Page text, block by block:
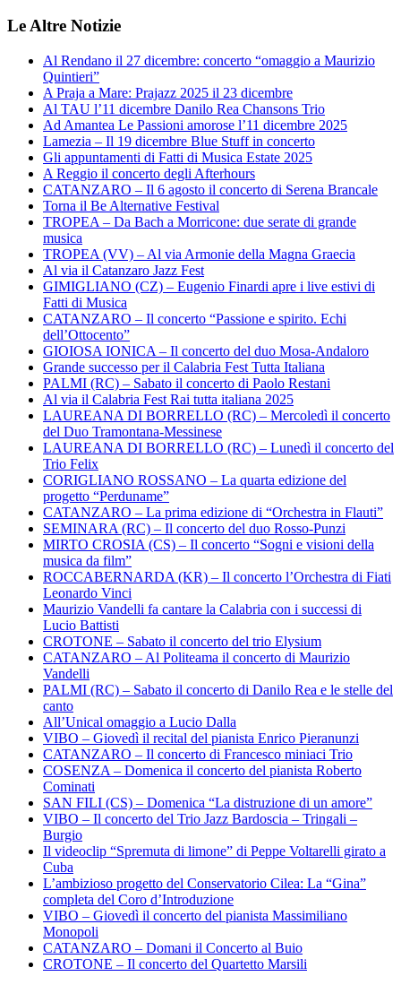
Le Altre Notizie
Al Rendano il 27 dicembre: concerto “omaggio a Maurizio
Quintieri”
A Praja a Mare: Prajazz 2025 il 23 dicembre
Al TAU l’11 dicembre Danilo Rea Chansons Trio
Ad Amantea Le Passioni amorose l’11 dicembre 2025
Lamezia – Il 19 dicembre Blue Stuff in concerto
Gli appuntamenti di Fatti di Musica Estate 2025
A Reggio il concerto degli Afterhours
CATANZARO – Il 6 agosto il concerto di Serena Brancale
Torna il Be Alternative Festival
TROPEA – Da Bach a Morricone: due serate di grande
musica
TROPEA (VV) – Al via Armonie della Magna Graecia
Al via il Catanzaro Jazz Fest
GIMIGLIANO (CZ) – Eugenio Finardi apre i live estivi di
Fatti di Musica
CATANZARO – Il concerto “Passione e spirito. Echi
dell’Ottocento”
GIOIOSA IONICA – Il concerto del duo Mosa-Andaloro
Grande successo per il Calabria Fest Tutta Italiana
PALMI (RC) – Sabato il concerto di Paolo Restani
Al via il Calabria Fest Rai tutta italiana 2025
LAUREANA DI BORRELLO (RC) – Mercoledì il concerto
del Duo Tramontana-Messinese
LAUREANA DI BORRELLO (RC) – Lunedì il concerto del
Trio Felix
CORIGLIANO ROSSANO – La quarta edizione del
progetto “Perduname”
CATANZARO – La prima edizione di “Orchestra in Flauti”
SEMINARA (RC) – Il concerto del duo Rosso-Punzi
MIRTO CROSIA (CS) – Il concerto “Sogni e visioni della
musica da film”
ROCCABERNARDA (KR) – Il concerto l’Orchestra di Fiati
Leonardo Vinci
Maurizio Vandelli fa cantare la Calabria con i successi di
Lucio Battisti
CROTONE – Sabato il concerto del trio Elysium
CATANZARO – Al Politeama il concerto di Maurizio
Vandelli
PALMI (RC) – Sabato il concerto di Danilo Rea e le stelle del
canto
All’Unical omaggio a Lucio Dalla
VIBO – Giovedì il recital del pianista Enrico Pieranunzi
CATANZARO – Il concerto di Francesco miniaci Trio
COSENZA – Domenica il concerto del pianista Roberto
Cominati
SAN FILI (CS) – Domenica “La distruzione di un amore”
VIBO – Il concerto del Trio Jazz Bardoscia – Tringali –
Burgio
Il videoclip “Spremuta di limone” di Peppe Voltarelli girato a
Cuba
L’ambizioso progetto del Conservatorio Cilea: La “Gina”
completa del Coro d’Introduzione
VIBO – Giovedì il concerto del pianista Massimiliano
Monopoli
CATANZARO – Domani il Concerto al Buio
CROTONE – Il concerto del Quartetto Marsili